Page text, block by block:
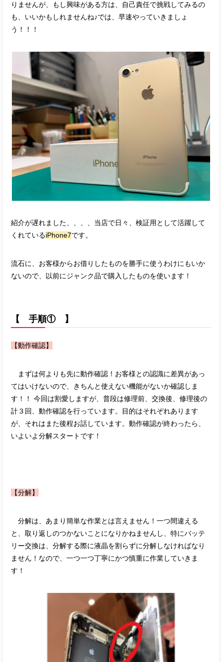
りませんが、もし興味がある方は、自己責任で挑戦してみるの
も、いいかもしれませんね♪では、早速やっていきましょ
う！！！
紹介が遅れました、、、、当店で日々、検証用として活躍して
くれているiPhone7です。
流石に、お客様からお借りしたものを勝手に使うわけにもいか
ないので、以前にジャンク品で購入したものを使います！
【 手順① 】
【動作確認】
まずは何よりも先に動作確認！お客様との認識に差異があっ
てはいけないので、きちんと使えない機能がないか確認しま
す！！ 今回は割愛しますが、普段は修理前、交換後、修理後の
計３回、動作確認を行っています。目的はそれぞれあります
が、それはまた後程お話しています。動作確認が終わったら、
いよいよ分解スタートです！
【分解】
分解は、あまり簡単な作業とは言えません！一つ間違える
と、取り返しのつかないことになりかねませんし、特にバッテ
リー交換は、分解する際に液晶を割らずに分解しなければなり
ません！なので、一つ一つ丁寧にかつ慎重に作業していきま
す！